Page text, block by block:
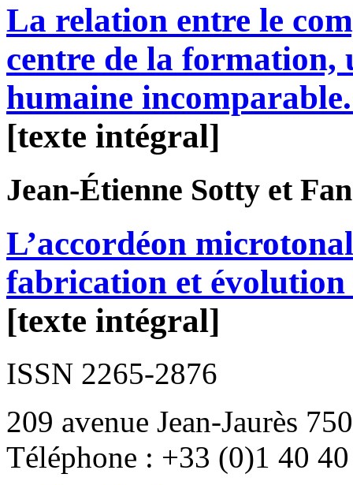
La relation entre le
centre de la formation,
humaine
[texte intégral]
Jean-Étienne Sotty et
L’accordéon
fabrication et
[texte intégral]
ISSN 2265-2876
209 avenue Jean-Jaurès
Téléphone : +33 (0)1 40